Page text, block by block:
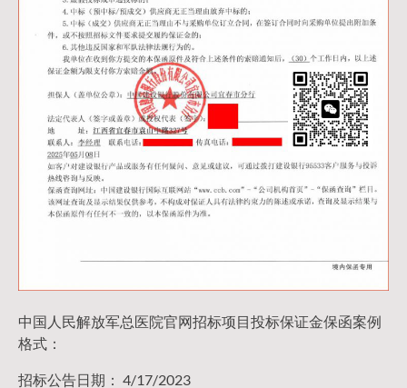
中国人民解放军总医院官网招标项目投标保证金保函案例
格式：
招标公告日期： 4/17/2023